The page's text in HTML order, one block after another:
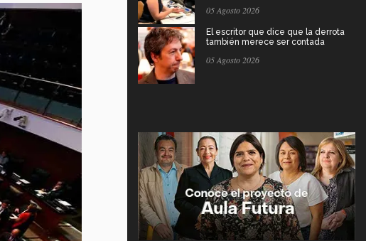
05 Agosto 2026
El escritor que dice que la derrota
también merece ser contada
05 Agosto 2026